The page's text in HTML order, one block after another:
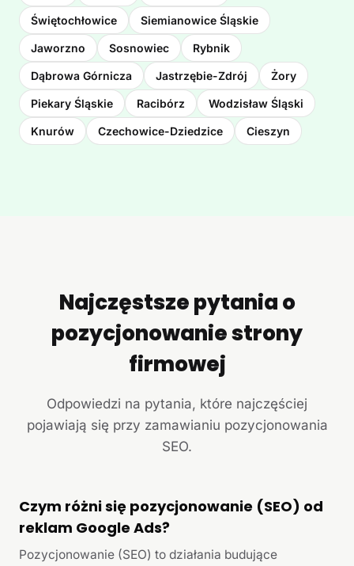
Świętochłowice Siemianowice Śląskie
Jaworzno Sosnowiec Rybnik
Dąbrowa Górnicza Jastrzębie-Zdrój Żory
Piekary Śląskie Racibórz Wodzisław Śląski
Knurów Czechowice-Dziedzice Cieszyn
Najczęstsze pytania o
pozycjonowanie strony
firmowej
Odpowiedzi na pytania, które najczęściej
pojawiają się przy zamawianiu pozycjonowania
SEO.
Czym różni się pozycjonowanie (SEO) od
reklam Google Ads?
Pozycjonowanie (SEO) to działania budujące